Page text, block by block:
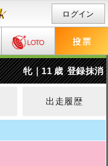
ログイン
牝｜11 歳 登録抹消
出走履歴